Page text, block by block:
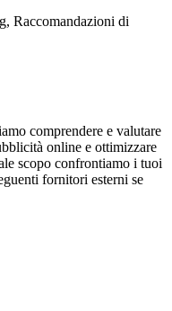
Raccomandazioni di
comprendere e valutare
online e ottimizzare
scopo confrontiamo i tuoi
fornitori esterni se